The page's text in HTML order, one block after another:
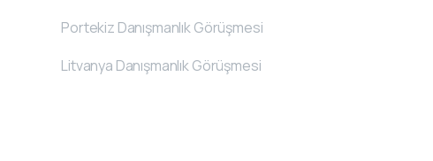
Portekiz Danışmanlık Görüşmesi
Litvanya Danışmanlık Görüşmesi